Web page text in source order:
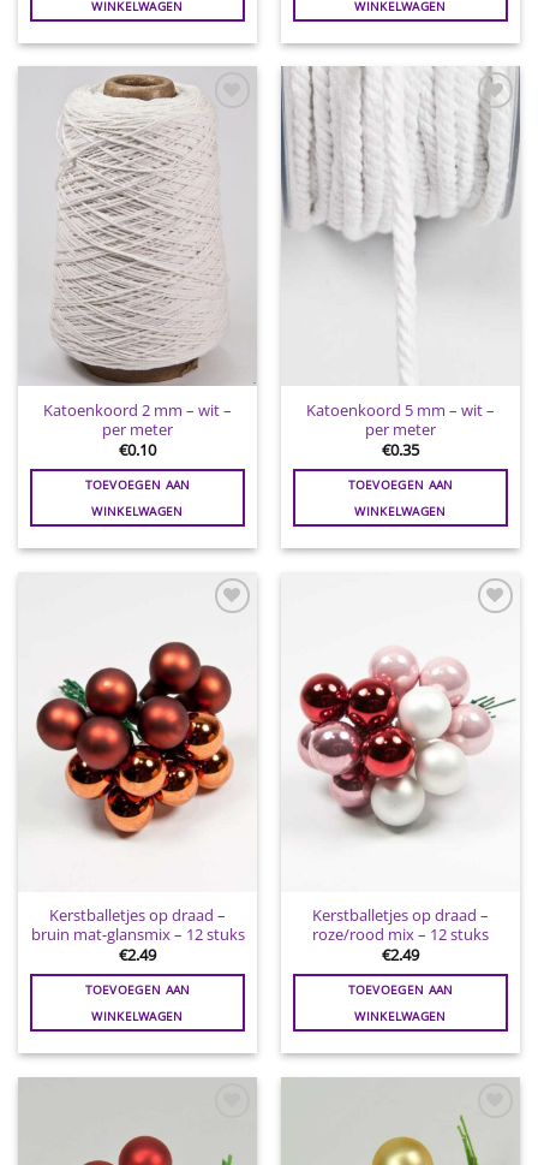
WINKELWAGEN
WINKELWAGEN
Toevoegen
aan
wenslijst
Katoenkoord 2 mm – wit –
per meter
€0.10
TOEVOEGEN AAN
WINKELWAGEN
Toevoegen
aan
wenslijst
Katoenkoord 5 mm – wit –
per meter
€0.35
TOEVOEGEN AAN
WINKELWAGEN
wenslijst
Kerstballetjes op draad –
bruin mat-glansmix – 12 stuks
€2.49
TOEVOEGEN AAN
WINKELWAGEN
wenslijst
Kerstballetjes op draad –
roze/rood mix – 12 stuks
€2.49
TOEVOEGEN AAN
WINKELWAGEN
Toevoegen
aan